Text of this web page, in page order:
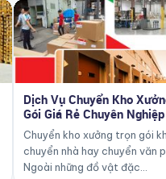
Dịch Vụ Chuyển Kho
Gói Giá Rẻ Chuyên Nghiệp
Chuyển kho xưởng trọn gói
chuyển nhà hay chuyển văn
Ngoài những đồ vật đặc…